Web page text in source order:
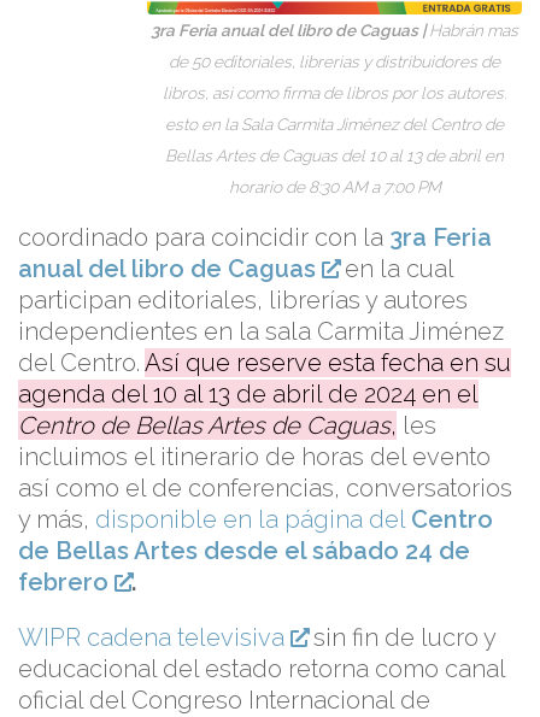
3ra Feria anual del libro de Caguas|Habrán mas
de 50 editoriales, librerias y distribuidores de
libros, asi como firma de libros por los autores.
esto en la Sala Carmita Jiménez del Centro de
Bellas Artes de Caguas del 10 al 13 de abril en
horario de 8:30 AM a 7:00 PM
coordinado para coincidir con la 3ra Feria
anual del libro de Caguas
en la cual
participan editoriales, librerías y autores
independientes en la sala Carmita Jiménez
del Centro. Así que reserve esta fecha en su
agenda del 10 al 13 de abril de 2024 en el
Centro de Bellas Artes de Caguas, les
incluimos el itinerario de horas del evento
así como el de conferencias, conversatorios
y más, disponible en la página del Centro
de Bellas Artes desde el sábado 24 de
febrero
.
WIPR cadena televisiva
sin fin de lucro y
educacional del estado retorna como canal
oficial del Congreso Internacional de